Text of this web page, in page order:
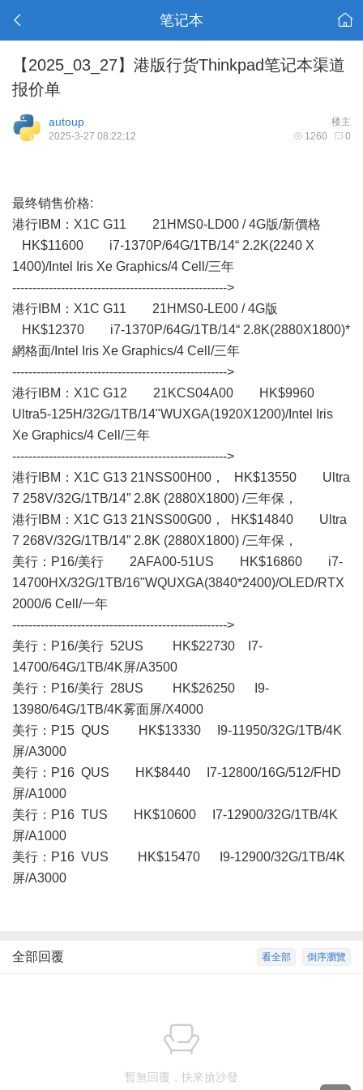
笔记本
【2025_03_27】港版行货Thinkpad笔记本渠道
报价单
楼主
autoup
1260 0
2025-3-27 08:22:12
最终销售价格:
港行IBM： X1C G11 21HMS0-LD00 / 4G版/新價格
HK$11600 i7-1370P/64G/1TB/14“ 2.2K(2240 X
1400)/Intel Iris Xe Graphics/4 Cell/三年
----------------------------------------------------->
港行IBM：X1C G11 21HMS0-LE00 / 4G版
HK$12370 i7-1370P/64G/1TB/14“ 2.8K(2880X1800)*
網格面/Intel Iris Xe Graphics/4 Cell/三年
----------------------------------------------------->
港行IBM：X1C G12 21KCS04A00 HK$9960
Ultra5-125H/32G/1TB/14"WUXGA(1920X1200)/Intel Iris
Xe Graphics/4 Cell/三年
----------------------------------------------------->
港行IBM：X1C G13 21NSS00H00， HK$13550 Ultra
7 258V/32G/1TB/14” 2.8K (2880X1800) /三年保，
港行IBM：X1C G13 21NSS00G00， HK$14840 Ultra
7 268V/32G/1TB/14” 2.8K (2880X1800) /三年保，
美行： P16/美行 2AFA00-51US HK$16860 i7-
14700HX/32G/1TB/16"WQUXGA(3840*2400)/OLED/RTX
2000/6 Cell/一年
----------------------------------------------------->
美行： P16/美行 52US HK$22730 I7-
14700/64G/1TB/4K屏/A3500
美行： P16/美行 28US HK$26250 I9-
13980/64G/1TB/4K雾面屏/X4000
美行：P15 QUS HK$13330 I9-11950/32G/1TB/4K
屏/A3000
美行：P16 QUS HK$8440 I7-12800/16G/512/FHD
屏/A1000
美行：P16 TUS HK$10600 I7-12900/32G/1TB/4K
屏/A1000
美行： P16 VUS HK$15470 I9-12900/32G/1TB/4K
屏/A3000
倒序瀏覽
看全部
全部回覆
暫無回覆，快來搶沙發